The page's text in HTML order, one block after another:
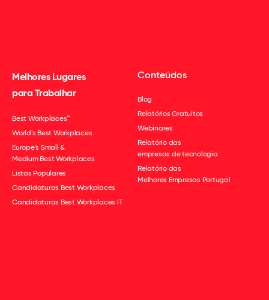
Melhores Lugares
para Trabalhar
Best Workplaces™
World's Best Workplaces
Europe's Small &
Medium Best Workplaces
Listas Populares
Candidaturas Best Workplaces
Candidaturas Best Workplaces IT
Conteúdos
Blog
Relatórios Gratuitos
Webinares
Relatório das
empresas de tecnologia
Relatório das
Melhores Empresas Portugal